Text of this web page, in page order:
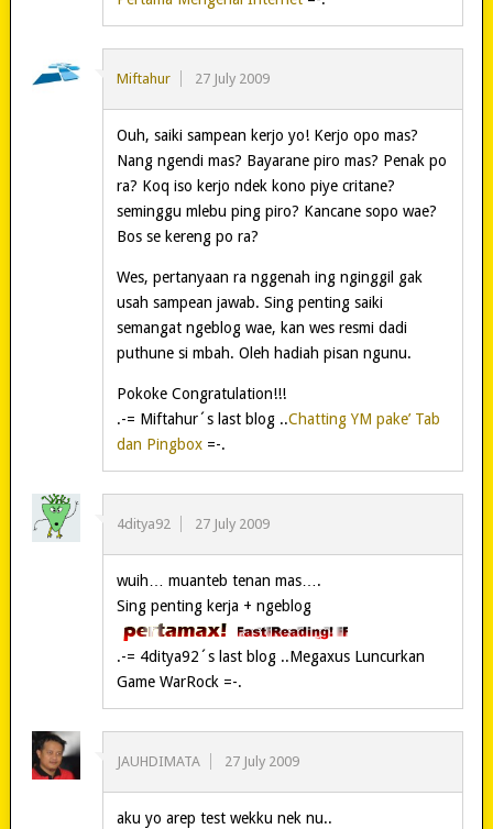
Miftahur 27 July 2009
Ouh, saiki sampean kerjo yo! Kerjo opo mas?
Nang ngendi mas? Bayarane piro mas? Penak po
ra? Koq iso kerjo ndek kono piye critane?
seminggu mlebu ping piro? Kancane sopo wae?
Bos se kereng po ra?
Wes, pertanyaan ra nggenah ing nginggil gak
usah sampean jawab. Sing penting saiki
semangat ngeblog wae, kan wes resmi dadi
puthune si mbah. Oleh hadiah pisan ngunu.
Pokoke Congratulation!!!
.-= Miftahur´s last blog ..Chatting YM pake’ Tab
dan Pingbox=-.
4ditya92 27 July 2009
wuih… muanteb tenan mas….
Sing penting kerja + ngeblog
.-= 4ditya92´s last blog ..Megaxus Luncurkan
Game WarRock =-.
JAUHDIMATA 27 July 2009
aku yo arep test wekku nek nu..